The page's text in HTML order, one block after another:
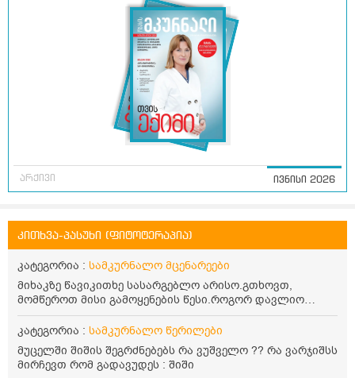
არქივი ივნისი 2026
კითხვა-პასუხი (ფიტოტერაპია)
კატეგორია : სამკურნალო მცენარეები
მიხაკზე წავიკითხე სასარგებლო არისო.გთხოვთ,
მომწეროთ მისი გამოყენების წესი.როგორ დავლიო
მიხაკის ჩაი. ასევე მაინტერესებს ლეიკოციტები მაქვს
ოდნავ დაბალი და წავიკითხე ლეიკოციტების დონეს
მაღლა წევსო და ასეა?
კატეგორია : სამკურნალო წერილები
მუცელში შიშის შეგრძნებებს რა ვუშველო ?? რა ვარჯიშსს
მირჩევთ რომ გადავუდეს : შიში